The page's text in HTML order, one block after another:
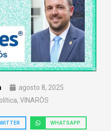
agosto 8, 2025
, VINARÒS
WHATSAPP